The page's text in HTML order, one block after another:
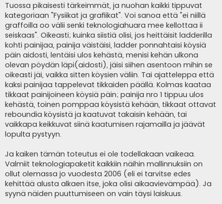
Tuossa pikaisesti tärkeimmät, ja nuohan kaikki tippuvat
kategoriaan "Fysiikat ja grafiikat". Voi sanoa että "ei niillä
graffoilla oo välii senki teknologiahuara mee kellottaa ii
seiskaas". Oikeasti; kuinka siistiä olisi, jos heittäisit ladderilla
kohti painijaa, painija väistäisi, ladder ponnahtaisi köysiä
päin aidosti, lentäisi ulos kehästä, menisi kehän ulkona
olevan pöydän läpi(aidosti), jäisi siihen asentoon mihin se
oikeasti jäi, vaikka sitten köysien väliin. Tai ajatteleppa että
kaksi painijaa tappelevat tikkaiden päällä. Kolmas kaataa
tikkaat painijoineen köysiä päin; painija nro 1 tippuu ulos
kehästä, toinen pomppaa köysistä kehään, tikkaat ottavat
reboundia köysistä ja kaatuvat takaisin kehään, tai
vaikkapa keikkuvat siinä kaatumisen rajamailla ja jäävät
lopulta pystyyn.
Ja kaiken tämän toteutus ei ole todellakaan vaikeaa.
Valmiit teknologiapaketit kaikkiin näihin mallinnuksiin on
ollut olemassa jo vuodesta 2006 (eli ei tarvitse edes
kehittää alusta alkaen itse, joka olisi aikaavievämpää). Ja
syynä näiden puuttumiseen on vain täysi laiskuus.